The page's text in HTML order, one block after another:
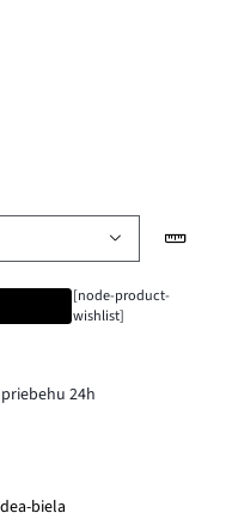
[node-product-
wishlist]
24h
biela